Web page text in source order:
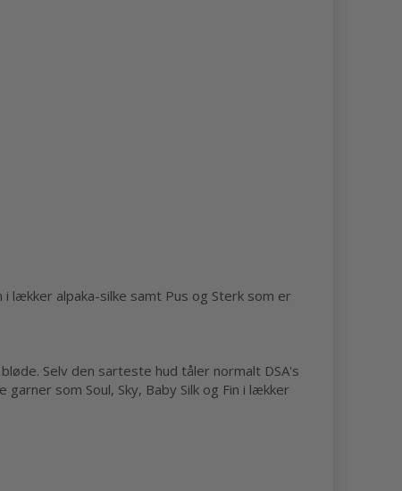
lækker alpaka-silke samt Pus og Sterk som er
Selv den sarteste hud tåler normalt DSA's
som Soul, Sky, Baby Silk og Fin i lækker